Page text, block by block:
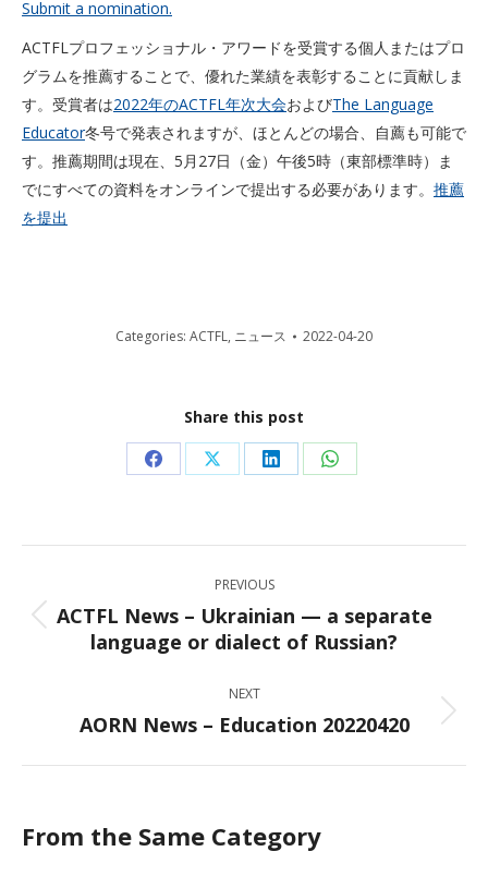
Submit a nomination.
ACTFLプロフェッショナル・アワードを受賞する個人またはプロ
グラムを推薦することで、優れた業績を表彰することに貢献しま
す。受賞者は2022年のACTFL年次大会およびThe Language
Educator冬号で発表されますが、ほとんどの場合、自薦も可能で
す。推薦期間は現在、5月27日（金）午後5時（東部標準時）ま
でにすべての資料をオンラインで提出する必要があります。 推薦
を提出
Categories: ACTFL, ニュース 2022-04-20
Share this post
Share
Facebook
Share
X
Share
LinkedIn
Share
WhatsApp
navigation
PREVIOUS
Previous
post:
ACTFL News – Ukrainian — a separate
language or dialect of Russian?
NEXT
Next
AORN News – Education 20220420
From the Same Category